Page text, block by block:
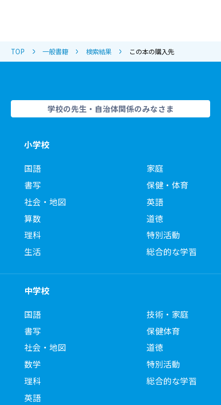
TOP 一般書籍 検索結果 この本の購入先
学校の先生・自治体関係のみなさま
小学校
国語
書写
社会・地図
算数
理科
生活
家庭
保健・体育
英語
道徳
特別活動
総合的な学習
中学校
国語
書写
社会・地図
数学
理科
英語
技術・家庭
保健体育
道徳
特別活動
総合的な学習